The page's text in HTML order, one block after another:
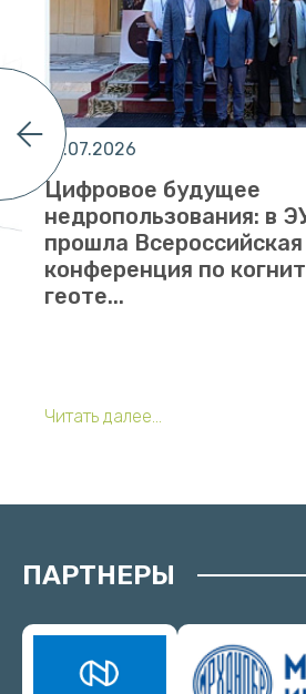
01.07.2026
Цифровое будущее
недропользования: в
прошла Всероссийская
конференция по
геоте...
Читать далее...
ПАРТНЕРЫ